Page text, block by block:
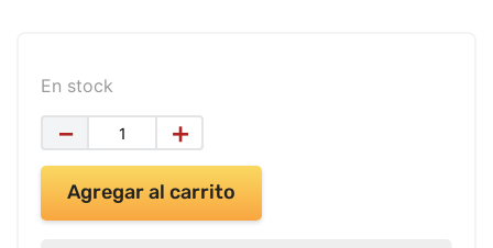
En stock
＋
－
Agregar al carrito